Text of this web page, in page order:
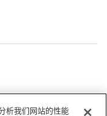
析我们网站的性能